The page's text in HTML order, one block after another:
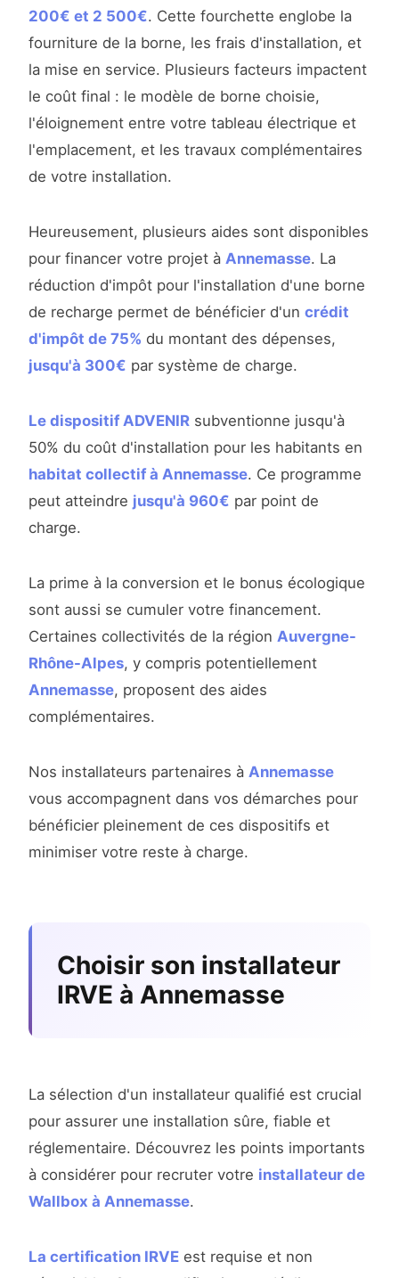
200€ et 2 500€. Cette fourchette englobe la
fourniture de la borne, les frais d'installation, et
la mise en service. Plusieurs facteurs impactent
le coût final : le modèle de borne choisie,
l'éloignement entre votre tableau électrique et
l'emplacement, et les travaux complémentaires
de votre installation.
Heureusement, plusieurs aides sont disponibles
pour financer votre projet à Annemasse. La
réduction d'impôt pour l'installation d'une borne
de recharge permet de bénéficier d'un crédit
d'impôt de 75% du montant des dépenses,
jusqu'à 300€ par système de charge.
Le dispositif ADVENIR subventionne jusqu'à
50% du coût d'installation pour les habitants en
habitat collectif à Annemasse. Ce programme
peut atteindre jusqu'à 960€ par point de
charge.
La prime à la conversion et le bonus écologique
sont aussi se cumuler votre financement.
Certaines collectivités de la région Auvergne-
Rhône-Alpes, y compris potentiellement
Annemasse, proposent des aides
complémentaires.
Nos installateurs partenaires à Annemasse
vous accompagnent dans vos démarches pour
bénéficier pleinement de ces dispositifs et
minimiser votre reste à charge.
Choisir son installateur
IRVE à Annemasse
La sélection d'un installateur qualifié est crucial
pour assurer une installation sûre, fiable et
réglementaire. Découvrez les points importants
à considérer pour recruter votre installateur de
Wallbox à Annemasse.
La certification IRVE est requise et non